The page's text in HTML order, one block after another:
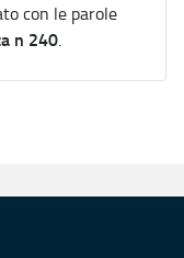
con le parole
n 240.